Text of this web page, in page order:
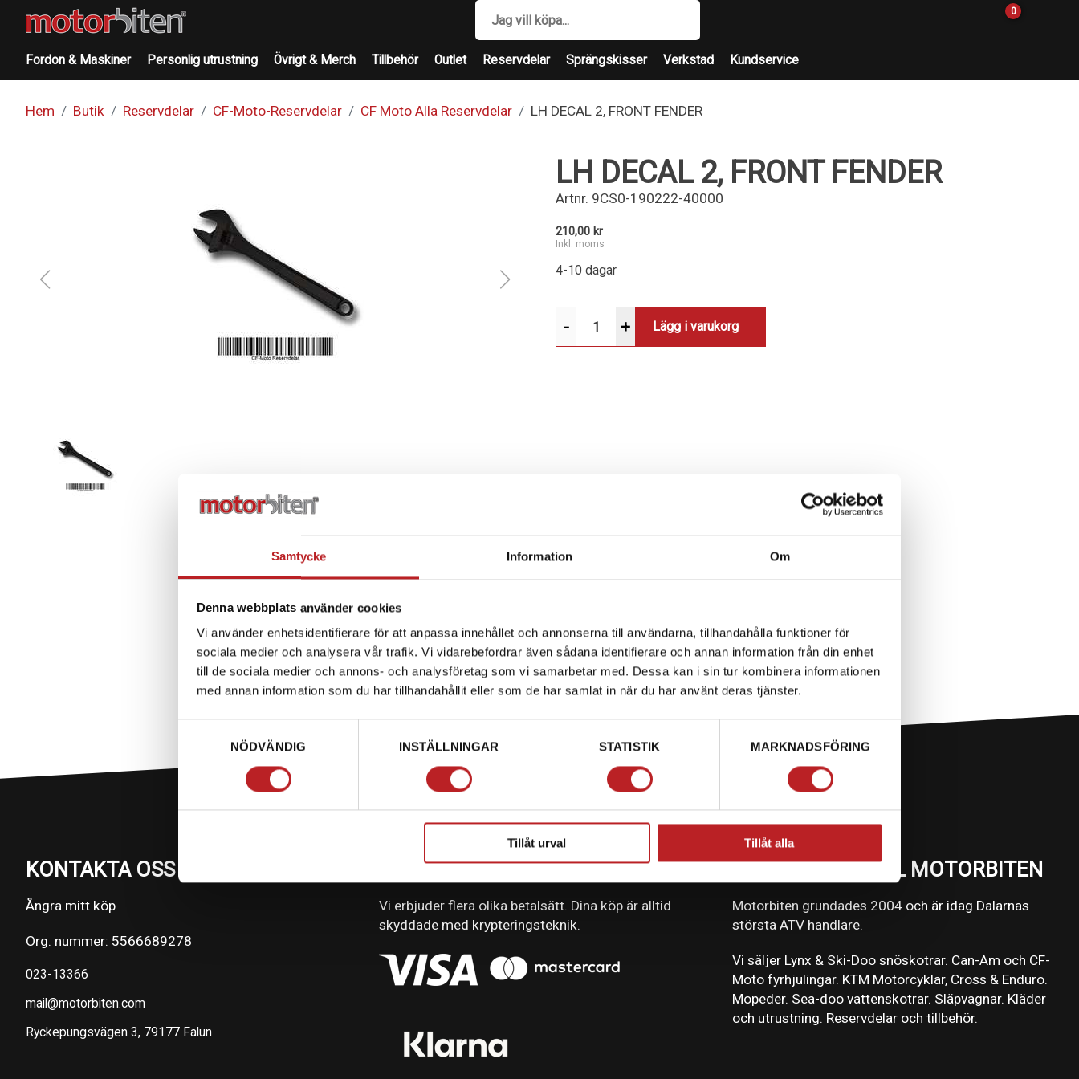
Samtycke Information Om
Denna webbplats använder cookies
Vi använder enhetsidentifierare för att anpassa innehållet och annonserna till användarna, tillhandahålla funktioner för
sociala medier och analysera vår trafik. Vi vidarebefordrar även sådana identifierare och annan information från din enhet
till de sociala medier och annons- och analysföretag som vi samarbetar med. Dessa kan i sin tur kombinera informationen
med annan information som du har tillhandahållit eller som de har samlat in när du har använt deras tjänster.
NÖDVÄNDIG
INSTÄLLNINGAR STATISTIK MARKNADSFÖRING
Tillåt urval Tillåt alla
0
Fordon & Maskiner Personlig utrustning Övrigt & Merch Tillbehör Outlet Reservdelar Sprängskisser Verkstad Kundservice
Hem Butik Reservdelar CF-Moto-Reservdelar CF Moto Alla Reservdelar LH DECAL 2, FRONT FENDER
LH DECAL 2, FRONT FENDER
Artnr. 9CS0-190222-40000
210,00 kr
Inkl. moms
4-10 dagar
- + Lägg i varukorg
KONTAKTA OSS PÅ MOTORBITEN
Ångra mitt köp
Org. nummer: 5566689278
023-13366
mail@motorbiten.com
Ryckepungsvägen 3, 79177 Falun
BETALNING
Vi erbjuder flera olika betalsätt. Dina köp är alltid
skyddade med krypteringsteknik.
VÄLKOMMEN TILL MOTORBITEN
Motorbiten grundades 2004 och är idag Dalarnas
största ATV handlare.
Vi säljer Lynx & Ski-Doo snöskotrar. Can-Am och CF-
Moto fyrhjulingar. KTM Motorcyklar, Cross & Enduro.
Mopeder. Sea-doo vattenskotrar. Släpvagnar. Kläder
och utrustning. Reservdelar och tillbehör.